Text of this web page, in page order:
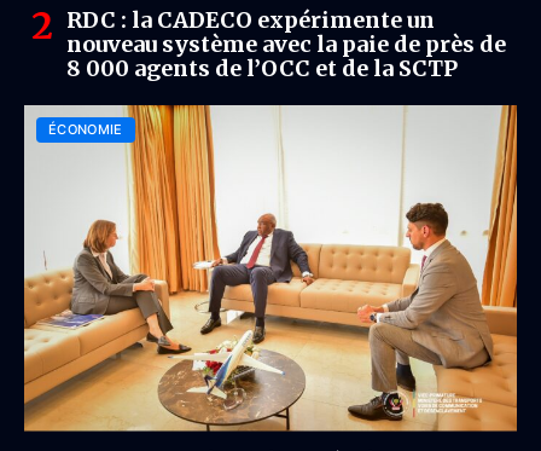
RDC : la CADECO expérimente un
nouveau système avec la paie de près de
8 000 agents de l’OCC et de la SCTP
ÉCONOMIE